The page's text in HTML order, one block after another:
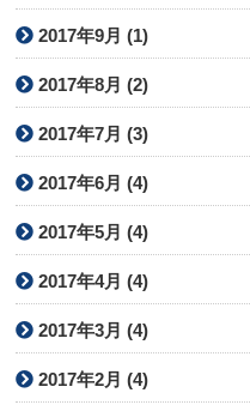
2017年9月 (1)
2017年8月 (2)
2017年7月 (3)
2017年6月 (4)
2017年5月 (4)
2017年4月 (4)
2017年3月 (4)
2017年2月 (4)